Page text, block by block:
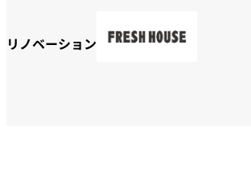
リノベーション